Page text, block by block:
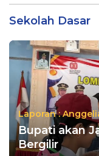
Sekolah Dasar
Laporan :
Bupati akan
Bergilir